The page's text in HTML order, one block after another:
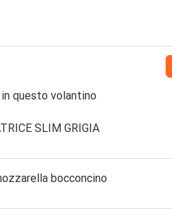
in questo volantino
SLIM GRIGIA
bocconcino